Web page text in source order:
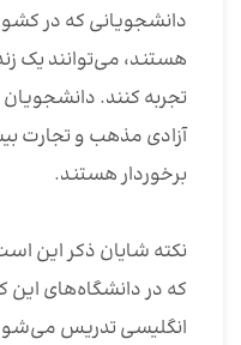
دانشجویانی که در
هستند، می‌توانند یک
تجربه کنند.
آزادی مذهب و تجارت
برخوردار هستند.
نکته شایان ذکر این
که در دانشگاه‌های این
انگلیسی تدریس